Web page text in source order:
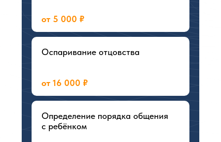
от 5 000 ₽
Оспаривание отцовства
от 16 000 ₽
Определение порядка общения
с ребёнком